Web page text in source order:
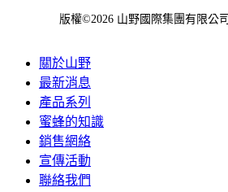
版權©2026 山野國際集團有限公司
關於山野
最新消息
產品系列
蜜蜂的知識
銷售網絡
宣傳活動
聯絡我們